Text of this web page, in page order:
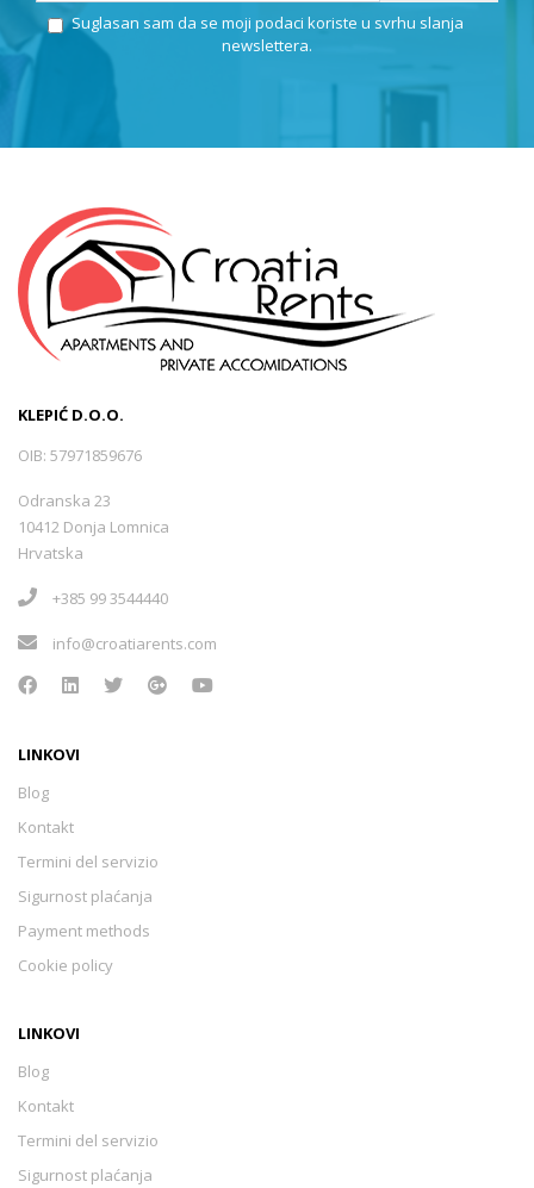
Suglasan sam da se moji podaci koriste u svrhu slanja
newslettera.
KLEPIĆ D.O.O.
OIB: 57971859676
Odranska 23
10412 Donja Lomnica
Hrvatska
+385 99 3544440
info@croatiarents.com
LINKOVI
Blog
Kontakt
Termini del servizio
Sigurnost plaćanja
Payment methods
Cookie policy
LINKOVI
Blog
Kontakt
Termini del servizio
Sigurnost plaćanja